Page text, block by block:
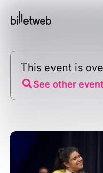
This event is
See other